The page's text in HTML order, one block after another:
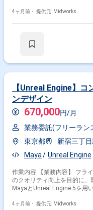
Unreal Engine 5を用いたレンダリ
4ヶ月前・ 提供元: Midworks
【Unreal Engine】
ンデザイン
670,000円/月
業務委託(フリーラン
東京都
新宿三丁
Maya
Unreal Engine
作業内容 【業務内容】 フライトシミュレーションゲームのカットシーン
のクオリティ向上を目的に、
MayaとUnreal Engine 5を用
容】 ・カットシーンのクオリティ向上 ・既存リアルタイムムービー(IGC)
4ヶ月前・ 提供元: Midworks